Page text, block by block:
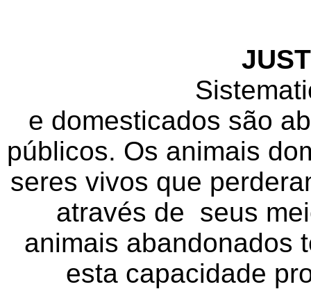
e domesticados são
públicos. Os animais
seres vivos que
através de seus
animais abandonados
esta capacidade